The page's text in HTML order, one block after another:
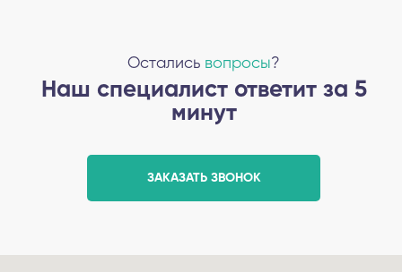
Остались вопросы?
Наш специалист ответит за 5
минут
ЗАКАЗАТЬ ЗВОНОК